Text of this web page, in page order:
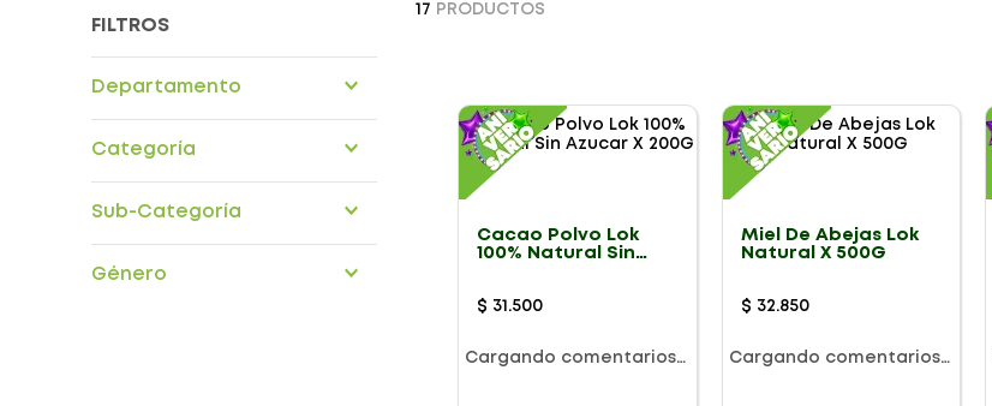
FILTROS
Departamento
Categoría
Confiteria snacks
Sub-Categoría
blandos
Género
17 PRODUCTOS
Cacao Polvo Lok
100% Natural Sin
$ 31 .500
Cargando comentarios…
Miel De Abejas Lok
Natural X 500G
$ 32.850
Cargando comentarios…